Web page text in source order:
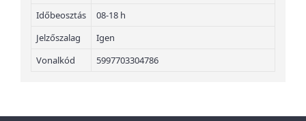
Időbeosztás
08-18 h
Jelzőszalag
Igen
Vonalkód
5997703304786